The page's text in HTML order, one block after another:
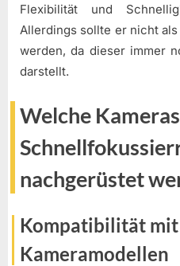
Flexibilität und
Allerdings sollte er nicht
werden, da dieser immer
darstellt.
Welche
nachgerüstet
Kompatibilität mit
Kameramodellen